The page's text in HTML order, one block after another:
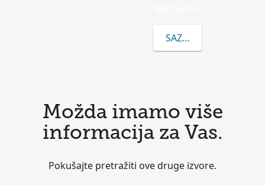
SAZNAJTE VIŠE O
Možda imamo više
informacija za Vas.
Pokušajte pretražiti ove druge izvore.